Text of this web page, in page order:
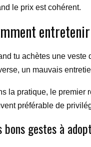
le prix est cohérent.
tu achètes une veste
un mauvais
la pratique, le premier
préférable de
bons gestes à